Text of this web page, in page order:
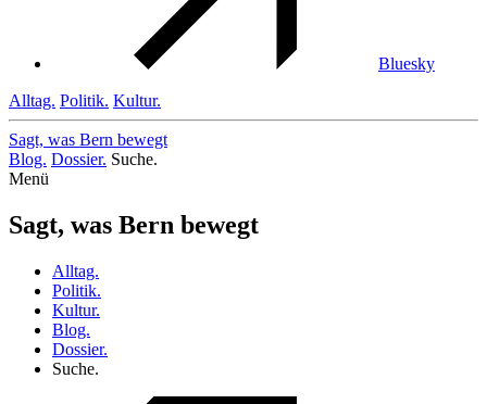
Bluesky
Alltag. Politik. Kultur.
Sagt, was Bern bewegt
Blog. Dossier. Suche.
Menü
Sagt, was Bern bewegt
Alltag.
Politik.
Kultur.
Blog.
Dossier.
Suche.